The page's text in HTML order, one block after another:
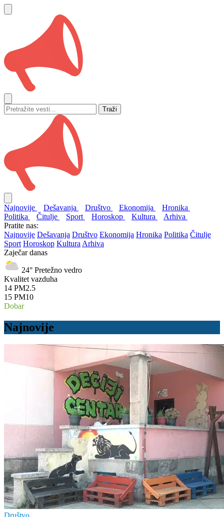
Traži
Najnovije Dešavanja Društvo Ekonomija
Hronika
Politika
Čitulje Sport Horoskop Kultura
Arhiva
Pratite nas:
Najnovije Dešavanja Društvo Ekonomija Hronika Politika Čitulje
Sport Horoskop Kultura Arhiva
Zaječar danas
24° Pretežno vedro
Kvalitet vazduha
14 PM2.5
15 PM10
Dobar
Najnovije
Društvo